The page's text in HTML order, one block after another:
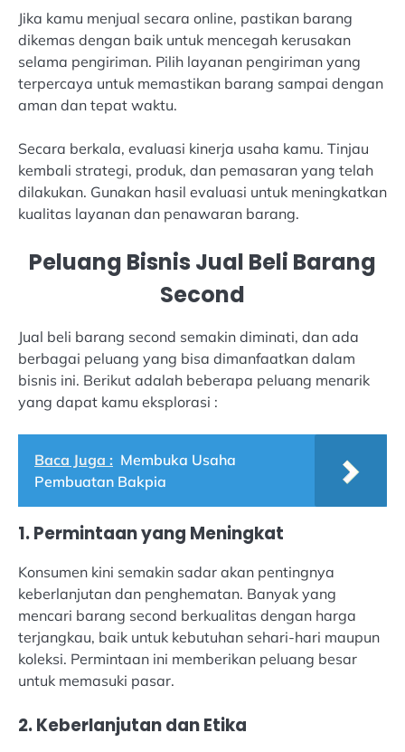
Jika kamu menjual secara online, pastikan barang
dikemas dengan baik untuk mencegah kerusakan
selama pengiriman. Pilih layanan pengiriman yang
terpercaya untuk memastikan barang sampai dengan
aman dan tepat waktu.
Secara berkala, evaluasi kinerja usaha kamu. Tinjau
kembali strategi, produk, dan pemasaran yang telah
dilakukan. Gunakan hasil evaluasi untuk meningkatkan
kualitas layanan dan penawaran barang.
Peluang Bisnis Jual Beli Barang
Second
Jual beli barang second semakin diminati, dan ada
berbagai peluang yang bisa dimanfaatkan dalam
bisnis ini. Berikut adalah beberapa peluang menarik
yang dapat kamu eksplorasi :
Baca Juga : Membuka Usaha
Pembuatan Bakpia
1. Permintaan yang Meningkat
Konsumen kini semakin sadar akan pentingnya
keberlanjutan dan penghematan. Banyak yang
mencari barang second berkualitas dengan harga
terjangkau, baik untuk kebutuhan sehari-hari maupun
koleksi. Permintaan ini memberikan peluang besar
untuk memasuki pasar.
2. Keberlanjutan dan Etika